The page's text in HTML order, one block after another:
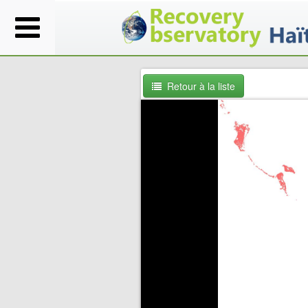
Retour à la liste